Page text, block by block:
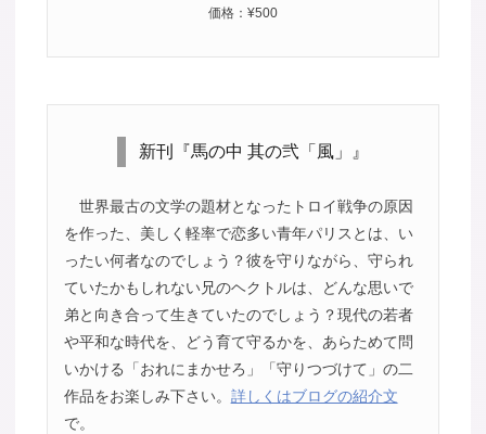
価格：¥500
新刊『馬の中 其の弐「風」』
世界最古の文学の題材となったトロイ戦争の原因
を作った、美しく軽率で恋多い青年パリスとは、い
ったい何者なのでしょう？彼を守りながら、守られ
ていたかもしれない兄のヘクトルは、どんな思いで
弟と向き合って生きていたのでしょう？現代の若者
や平和な時代を、どう育て守るかを、あらためて問
いかける「おれにまかせろ」「守りつづけて」の二
作品をお楽しみ下さい。 詳しくはブログの紹介文
で。